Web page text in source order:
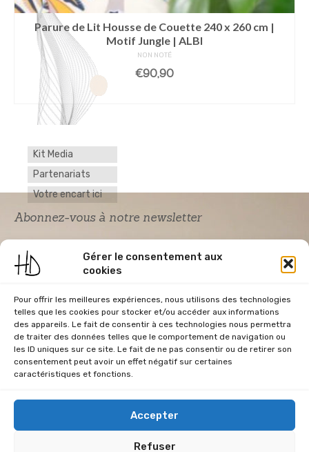
Gérer le consentement aux
cookies
Pour offrir les meilleures expériences, nous utilisons des technologies
telles que les cookies pour stocker et/ou accéder aux informations
des appareils. Le fait de consentir à ces technologies nous permettra
de traiter des données telles que le comportement de navigation ou
les ID uniques sur ce site. Le fait de ne pas consentir ou de retirer son
consentement peut avoir un effet négatif sur certaines
caractéristiques et fonctions.
Accepter
Refuser
Parure de Lit Housse de Couette 240 x 260 cm |
Motif Jungle | ALBI
NON NOTÉ
€90,90
Kit Media
Partenariats
Votre encart ici
Abonnez-vous à notre newsletter
Acceptation RGPD
*
J'accepte la politique de confidentialité du
site Home & Déco